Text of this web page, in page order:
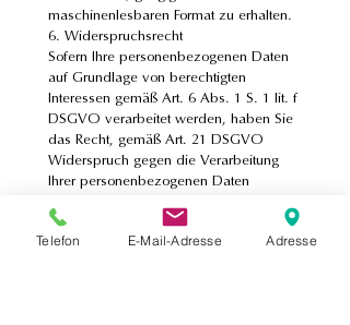
maschinenlesbaren Format zu erhalten.
6. Widerspruchsrecht
Sofern Ihre personenbezogenen Daten
auf Grundlage von berechtigten
Interessen gemäß Art. 6 Abs. 1 S. 1 lit. f
DSGVO verarbeitet werden, haben Sie
das Recht, gemäß Art. 21 DSGVO
Widerspruch gegen die Verarbeitung
Ihrer personenbezogenen Daten
7. Aktualität und Änderung dieser
Datenschutzerklärung
Telefon E-Mail-Adresse Adresse